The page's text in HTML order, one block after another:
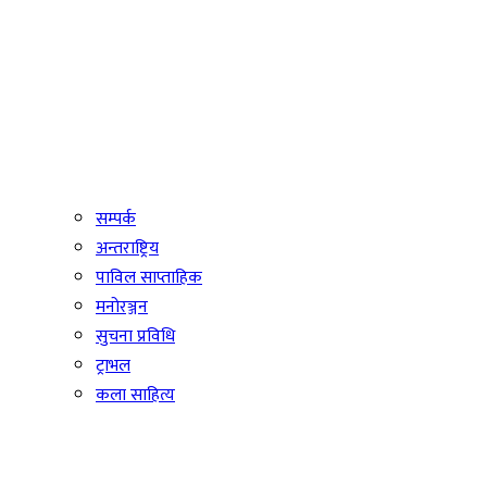
सम्पर्क
अन्तराष्ट्रिय
पाविल साप्ताहिक
मनोरञ्जन
सुचना प्रविधि
ट्राभल
कला साहित्य